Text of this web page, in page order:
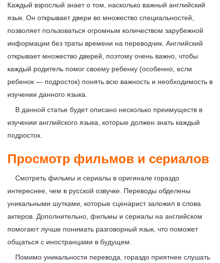
Каждый взрослый знает о том, насколько важный английский
язык. Он открывает двери во множество специальностей,
позволяет пользоваться огромным количеством зарубежной
информации без траты времени на переводчик. Английский
открывает множество дверей, поэтому очень важно, чтобы
каждый родитель помог своему ребенку (особенно, если
ребенок — подросток) понять всю важность и необходимость в
изучении данного языка.
В данной статье будет описано несколько преимуществ в
изучении английского языка, которые должен знать каждый
подросток.
Просмотр фильмов и сериалов
Смотреть фильмы и сериалы в оригинале гораздо
интереснее, чем в русской озвучке. Переводы обделены
уникальными шутками, которые сценарист заложил в слова
актеров. Дополнительно, фильмы и сериалы на английском
помогают лучше понимать разговорный язык, что поможет
общаться с иностранцами в будущем.
Помимо уникальности перевода, гораздо приятнее слушать